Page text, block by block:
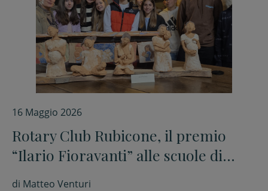
16 Maggio 2026
Rotary Club Rubicone, il premio
“Ilario Fioravanti” alle scuole di
Bertinoro
di Matteo Venturi